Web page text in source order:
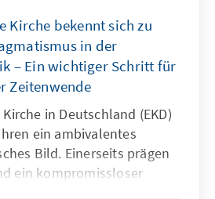
Kirche bekennt sich zu
in der
– Ein wichtiger Schritt für
Zeitenwende
in Deutschland (EKD)
ein ambivalentes
Bild. Einerseits prägen
ein kompromissloser